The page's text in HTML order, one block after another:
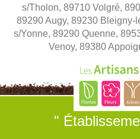
s/Tholon, 89710 Volgré,
89290 Augy, 89230 Bleigny-
s/Yonne, 89290 Quenne,
Venoy, 89380
"